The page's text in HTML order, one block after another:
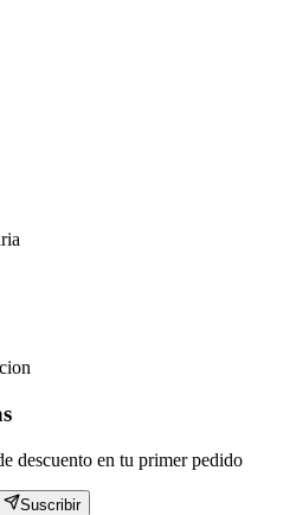
descuento en tu primer pedido
Suscribir